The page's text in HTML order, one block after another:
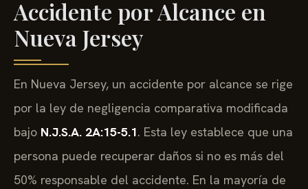
Accidente por Alcance en
Nueva Jersey
En Nueva Jersey, un accidente por alcance se rige
por la ley de negligencia comparativa modificada
bajo N.J.S.A. 2A:15-5.1. Esta ley establece que una
persona puede recuperar daños si no es más del
50% responsable del accidente. En la mayoría de